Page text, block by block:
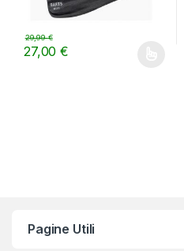
27,00€
29,99€
Questo prodotto ha più
Pagine Utili